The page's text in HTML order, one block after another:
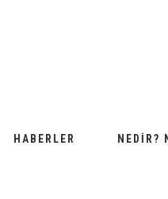
HABERLER NEDIR?